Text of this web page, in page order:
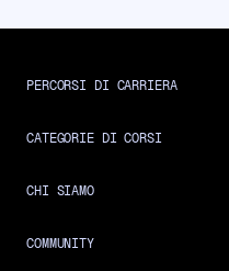
PERCORSI DI CARRIERA
CATEGORIE DI CORSI
CHI SIAMO
COMMUNITY